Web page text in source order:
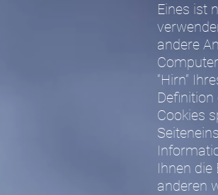
Eines ist
andere
“Hirn”
Cookies
Ihnen die
anderen